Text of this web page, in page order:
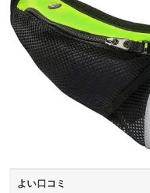
よい口コミ